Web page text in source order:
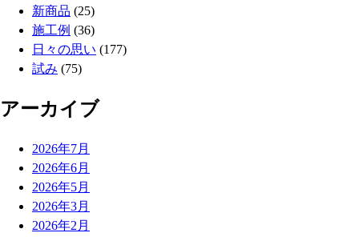
新商品 (25)
施工例 (36)
日々の思い (177)
試み (75)
アーカイブ
2026年7月
2026年6月
2026年5月
2026年3月
2026年2月